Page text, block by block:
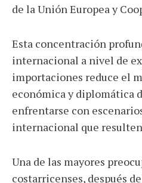
de la Unión Europea y
Esta concentración
internacional a nivel de
importaciones reduce el
económica y diplomática
enfrentarse con
internacional que resulten
Una de las mayores
costarricenses, después